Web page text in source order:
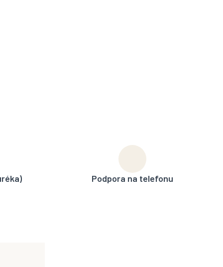
Podpora na telefonu